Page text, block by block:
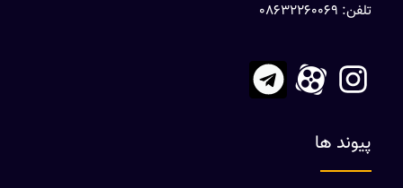
تلفن: 08632260069
پیوند ها